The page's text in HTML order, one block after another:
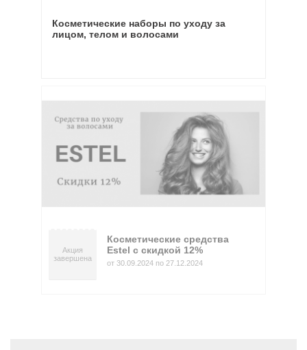
Косметические наборы по уходу за
лицом, телом и волосами
Акция
завершена
Косметические средства
Estel с скидкой 12%
от 30.09.2024 по 27.12.2024